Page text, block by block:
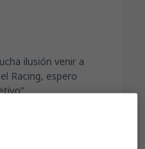
ilusión venir a
Racing, espero